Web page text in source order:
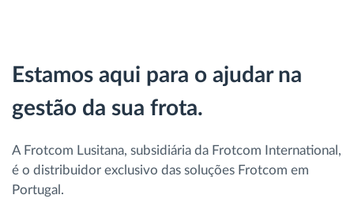
Como resolvemos cada necessidade da
atividade da frota
Calculadora de Benefícios
Estamos aqui para o ajudar na
gestão da sua frota.
A Frotcom Lusitana, subsidiária da Frotcom International,
é o distribuidor exclusivo das soluções Frotcom em
Portugal.